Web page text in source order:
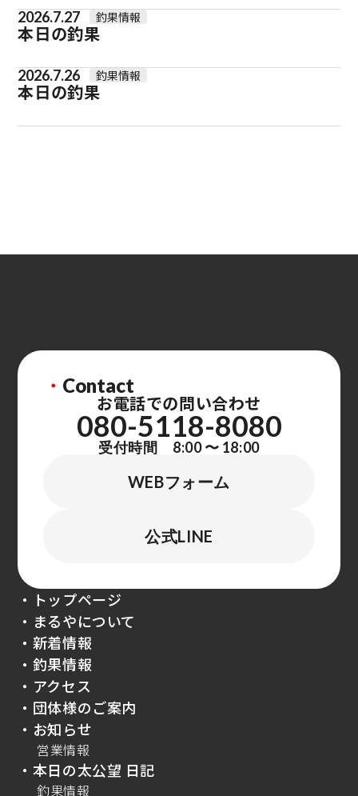
2026.7.27 釣果情報
本日の釣果
2026.7.26 釣果情報
本日の釣果
・ Contact
お電話での問い合わせ
080-5118-8080
受付時間 8:00 〜 18:00
WEBフォーム
公式LINE
・トップページ
・まるやについて
・新着情報
・釣果情報
・アクセス
・団体様のご案内
・お知らせ
営業情報
・本日の太公望 日記
釣果情報